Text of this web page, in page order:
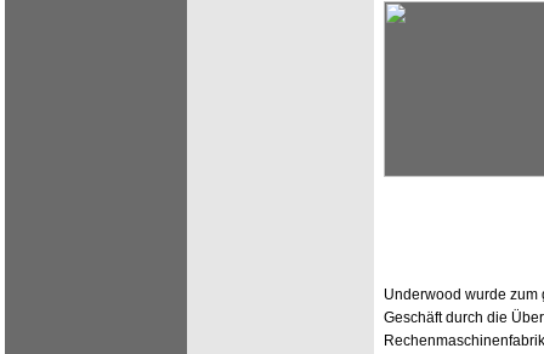
Underwood wurde zum
Geschäft durch die